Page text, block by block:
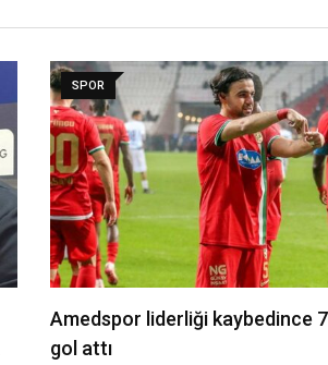
SPOR
Amedspor liderliği kaybedince 7
gol attı